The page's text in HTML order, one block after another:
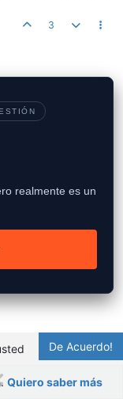
3
realmente es un
De Acuerdo!
Quiero saber más